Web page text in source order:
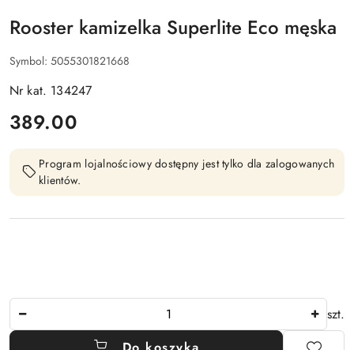
Rooster kamizelka Superlite Eco męska
Symbol: 5055301821668
Nr kat. 134247
cena:
389.00
Program lojalnościowy dostępny jest tylko dla zalogowanych
klientów.
szt.